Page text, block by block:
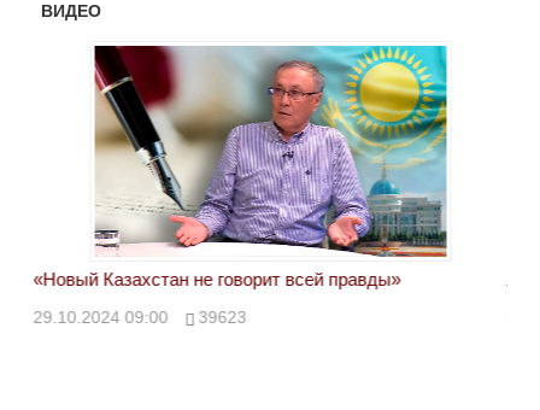
ВИДЕО
«Новый Казахстан не говорит всей правды»
29.10.2024 09:00 39623